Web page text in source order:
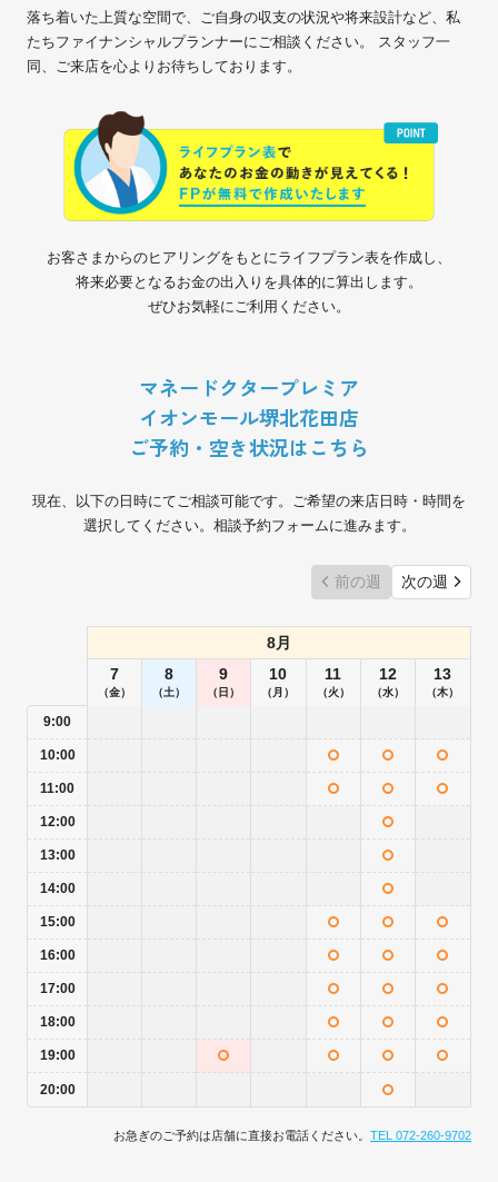
落ち着いた上質な空間で、ご自身の収支の状況や将来設計など、私
たちファイナンシャルプランナーにご相談ください。 スタッフ一
同、ご来店を心よりお待ちしております。
お客さまからのヒアリングをもとにライフプラン表を作成し、
将来必要となるお金の出入りを具体的に算出します。
ぜひお気軽にご利用ください。
マネードクタープレミア
イオンモール堺北花田店
ご予約・空き状況はこちら
現在、以下の日時にてご相談可能です。ご希望の来店日時・時間を
選択してください。相談予約フォームに進みます。
前の週 次の週
9:00
10:00
11:00
12:00
13:00
14:00
15:00
16:00
17:00
18:00
19:00
20:00
8月
7
（金）
8
（土）
9
（日）
10
（月）
11
（火）
12
（水）
13
（木）
お急ぎのご予約は店舗に直接お電話ください。 TEL 072-260-9702